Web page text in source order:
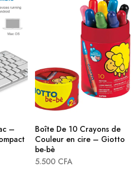
–
Boîte De 10 Crayons de
Couleur en cire – Giotto
be-bè
5.500 CFA